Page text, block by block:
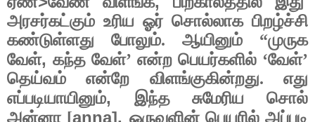
அரசர்கட்கும் உரிய ஓர் சொல்லாக பிறழ்ச்சி
கண்டுள்ளது போலும். ஆயினும் “முருக
வேள், கந்த வேள்’ என்ற பெயர்களில் ‘வேள்’
தெய்வம் என்றே விளங்குகின்றது. எது
எப்படியாயினும், இந்த சுமேரிய சொல்
அன்னா [anna], ஒருவளின் பெயரில் அப்படி